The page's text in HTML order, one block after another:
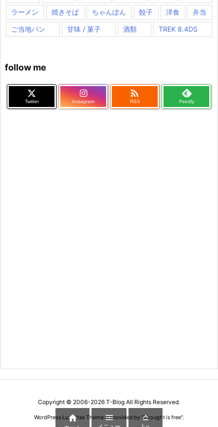
ラーメン 焼きそば ちゃんぽん 餃子 洋食 弁当
ご当地パン 甘味 / 菓子 酒類 TREK 8.4DS
follow me
Twitter Instagram

RSS Feedly
Copyright © 2006-2026 T-Blog All Rights Reserved.
WordPress Luxeritas Theme is provided by "Thought is free".
  